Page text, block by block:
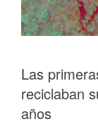
Las
reciclaban
años